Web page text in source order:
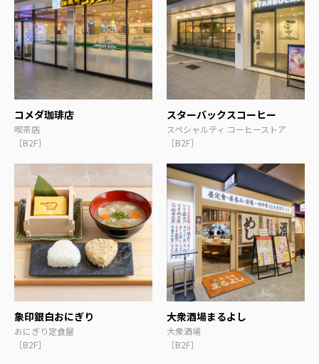
コメダ珈琲店
喫茶店
［B2F］
スターバックスコーヒー
スペシャルティ コーヒーストア
［B2F］
象印銀白おにぎり
おにぎり定食屋
［B2F］
大衆酒場まるよし
大衆酒場
［B2F］